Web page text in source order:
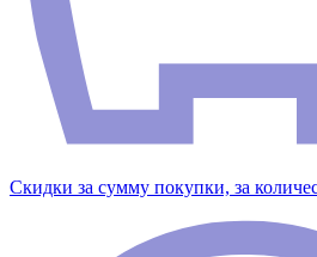
Скидки за сумму покупки, за